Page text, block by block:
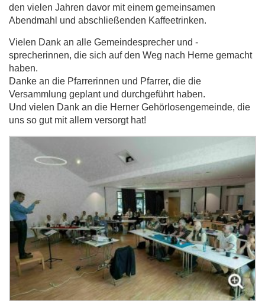
den vielen Jahren davor mit einem gemeinsamen
Abendmahl und abschließenden Kaffeetrinken.
Vielen Dank an alle Gemeindesprecher und -
sprecherinnen, die sich auf den Weg nach Herne gemacht
haben.
Danke an die Pfarrerinnen und Pfarrer, die die
Versammlung geplant und durchgeführt haben.
Und vielen Dank an die Herner Gehörlosengemeinde, die
uns so gut mit allem versorgt hat!